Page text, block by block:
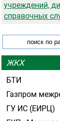
учреждений,
справочных
ЖКХ
БТИ
Газпром
ГУ ИС (ЕИРЦ)